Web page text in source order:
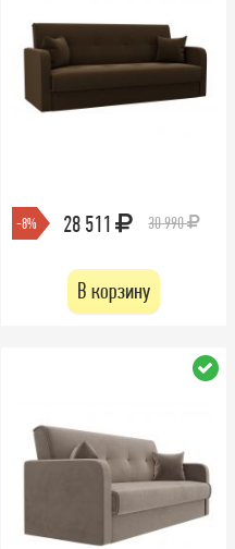
-8% 28 511 30 990
В корзину